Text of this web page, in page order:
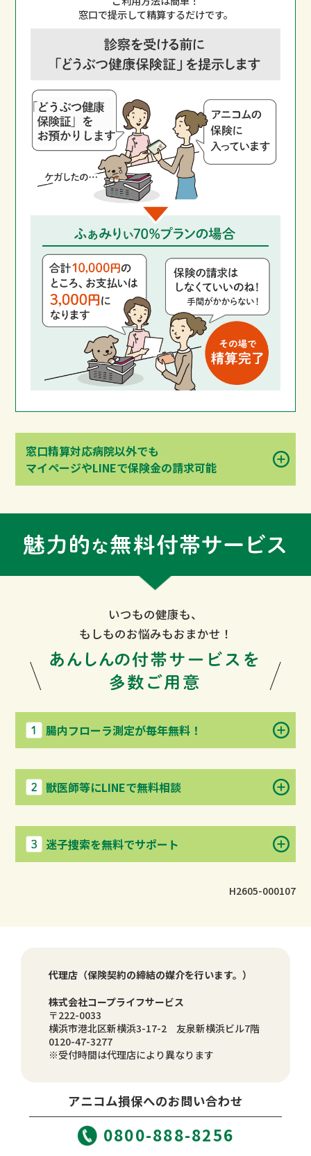
窓口で提示して精算するだけです。
窓口精算対応病院以外でも
マイページやLINEで保険金の請求可能
いつもの健康も、
もしものお悩みもおまかせ！
腸内フローラ測定が毎年無料！
獣医師等にLINEで無料相談
迷子捜索を無料でサポート
H2605-000107
代理店（保険契約の締結の媒介を行います。）
株式会社コープライフサービス
〒222-0033
横浜市港北区新横浜3-17-2 友泉新横浜ビル7階
0120-47-3277
※受付時間は代理店により異なります
アニコム損保へのお問い合わせ
0800-888-8256